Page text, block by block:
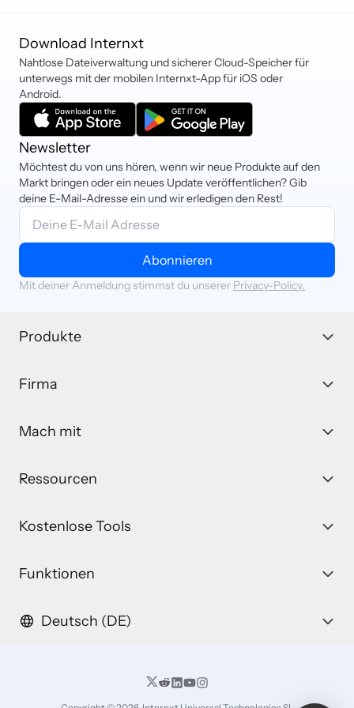
Cloud ausgewählt wurde.
Download Internxt
Nahtlose Dateiverwaltung und sicherer Cloud-Speicher für
unterwegs mit der mobilen Internxt-App für iOS oder
Android.
Newsletter
Möchtest du von uns hören, wenn wir neue Produkte auf den
Markt bringen oder ein neues Update veröffentlichen? Gib
deine E-Mail-Adresse ein und wir erledigen den Rest!
Abonnieren
Mit deiner Anmeldung stimmst du unserer Privacy-Policy.
Produkte
Firma
Mach mit
Ressourcen
Kostenlose Tools
Funktionen
Deutsch (DE)